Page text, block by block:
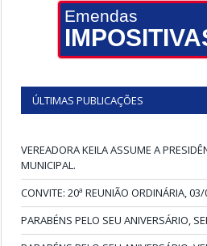
Emendas
ÚLTIMAS PUBLICAÇÕES
VEREADORA KEILA ASSUME A
MUNICIPAL.
CONVITE: 20ª REUNIÃO ORDINÁRIA,
PARABÉNS PELO SEU ANIVERSÁRIO,